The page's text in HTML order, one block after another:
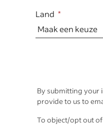
Land
By submitting your
provide to us to
To object/opt out